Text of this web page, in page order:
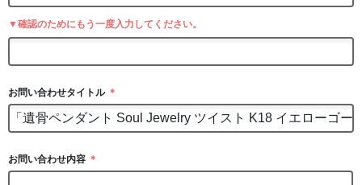
▼確認のためにもう一度入力してください。
お問い合わせタイトル ＊
お問い合わせ内容 ＊